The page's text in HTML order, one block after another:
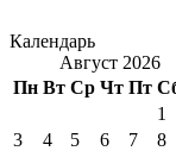
Календарь
Август 2026
Пн Вт Ср Чт Пт
1
3
4 5 6 7 8